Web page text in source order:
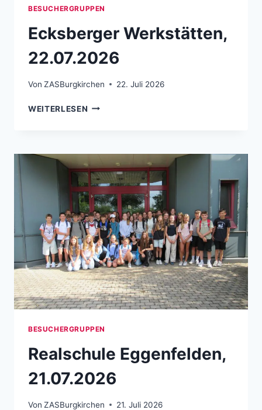
BESUCHERGRUPPEN
Ecksberger Werkstätten,
22.07.2026
Von ZASBurgkirchen 22. Juli 2026
WEITERLESEN ECKSBERGER WERKSTÄTTEN,
BESUCHERGRUPPEN
Realschule Eggenfelden,
21.07.2026
Von ZASBurgkirchen 21. Juli 2026